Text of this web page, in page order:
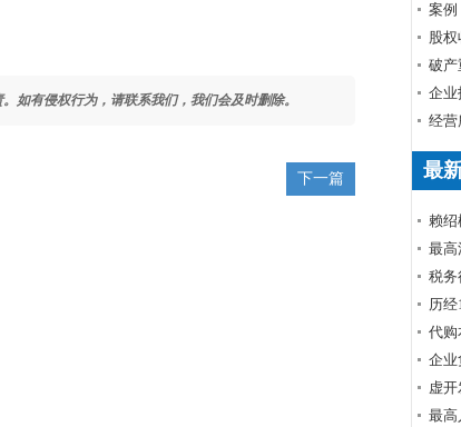
如有侵权行为，请联系我们，我们会及时删除。
下一篇
申报
案例
小心
股
破产
企业
题解
经营
问题
最
赖绍
最高
为定
税务
历
术”
用
代购
企业
应
虚
破获
最高